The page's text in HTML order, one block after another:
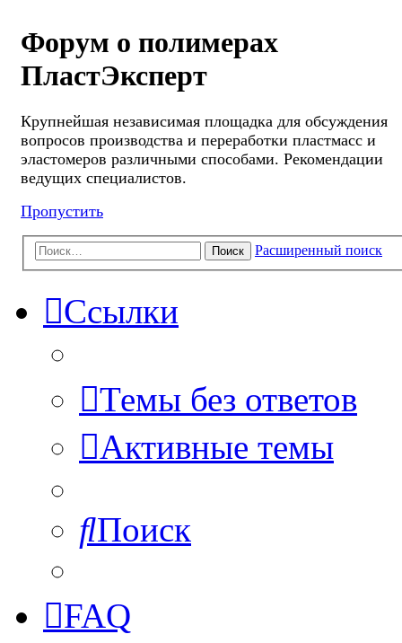
Форум о полимерах
ПластЭксперт
Крупнейшая независимая площадка для обсуждения
вопросов производства и переработки пластмасс и
эластомеров различными способами. Рекомендации
ведущих специалистов.
Пропустить
Поиск Расширенный поиск
Ссылки
Темы без ответов
Активные темы
Поиск
FAQ